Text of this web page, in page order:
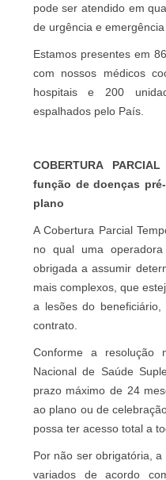
pode ser atendido em
de urgência e
Estamos presentes em
com nossos médicos
hospitais e 200
espalhados pelo País.
COBERTURA
função de doenças
plano
A Cobertura Parcial
no qual uma
obrigada a assumir
mais complexos, que
a lesões do
contrato.
Conforme a resolução
Nacional de Saúde
prazo máximo de 24
ao plano ou de
possa ter acesso total a
Por não ser obrigatória,
variados de acordo